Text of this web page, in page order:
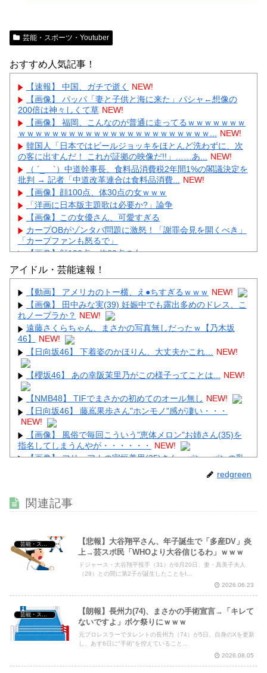
芸能・スポーツ・Youtuber
おすすめ人気記事！
【速報】 中国、ガチで逝く
NEW!
【画像】 パッパ「妻と子供と海に来た」パシャ←想像の
200倍は神々しくて草 NEW!
【画像】 福岡、こんなのが普通に走ってるｗｗｗｗｗｗｗ
ｗｗｗｗｗｗｗｗｗｗｗｗｗｗｗｗｗｗｗｗｗｗｗ...
NEW!
韓国人「日本ではビールジョッキをほとんど洗わずに、次
の客に出すんだ！ これが証拠の映像だ!!」……あ...
NEW!
（ ´_ゝ`）中道幹事長、食料品消費税2年間1%の閣議決定を
批判 → 記者「中道改革連合は食料品消費...
NEW!
【画像】顔100点、体30点の女ｗｗｗ
「洋画に日本版主題歌は必要か?」論争
【画像】この女優さん、可愛すぎる
カープOBがゾンタバ問題に激怒！「謝罪会見を開くべき」
「カープファンも怒るで」
【画像】顔100点、体30点の女ｗｗｗ
Powered by livedoor 相互RSS
アイドル・芸能速報！
【動画】 アメリカのトー横、え●ちすぎるｗｗｗ NEW!
【画像】 田中みな実(39) 妊娠中でも露出多めのドレス、こ
れノーブラか？ NEW!
遠藤さくらちゃん、まさかの写真無しだったｗ【乃木坂
46】
NEW!
【日向坂46】 下着姿のかほりん、大丈夫かこれ…
NEW!
【櫻坂46】 あの幸阪茉里乃がこの様子ってことは... NEW!
【NMB48】 TIFでまさかの初めてのオール無し NEW!
【日向坂46】 藤嶌果歩さん"ホンモノ"感が凄い・・・
NEW!
【画像】 風俗で毎回こういう"恵体メロン"お姉さん(35)を
指名してしまうんやが・・・・・・
NEW!
【画像】 フリーアナの宇垣美里(35)さん、パンッパンの乳
Powered by livedoor 相互RSS
redgreen
関連記事
【悲報】大谷翔平さん、年子誕生で「多産DV」炎
上→芸スポ民「WHOより大谷信じるわ」ｗｗｗ
ドジャース・大谷翔平投手（31）が6月20日、妻・真美子夫人
（29）との間に第2子が誕生したことをI...
2026.06.23
【朗報】長州力(74)、まさかの手術宣言→「キレて
ないですよ」ボケ祭りにｗｗｗ
元プロレスラーでタレントの長州力（74）が5日、自身のXを更新
し、あす6日に"手術"を控えていること...
2026.08.05